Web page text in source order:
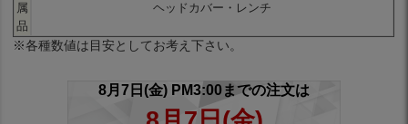
属
品
ヘッドカバー・レンチ
※各種数値は目安としてお考え下さい。